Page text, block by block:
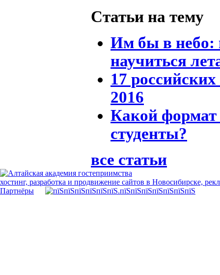
Статьи на тему
Им бы в небо:
научиться
17
2016
Какой формат
студенты?
все статьи
хостинг, разработка и продвижение сайтов в Новосибирске,
Партнёры